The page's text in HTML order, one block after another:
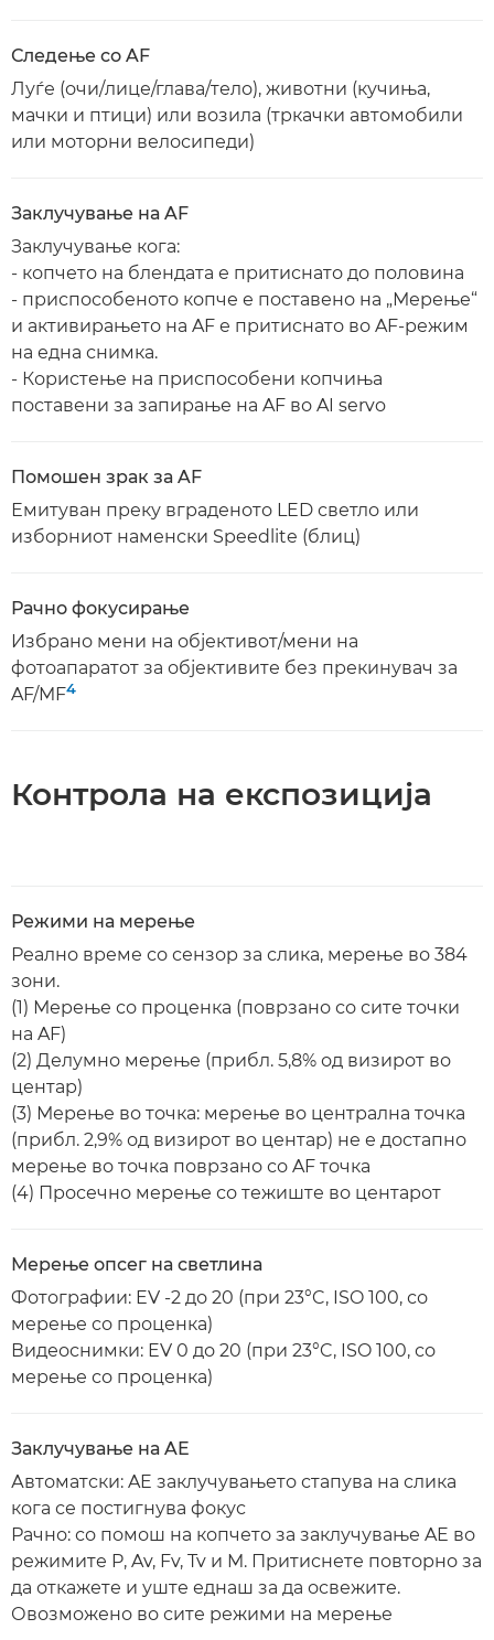
Следење со AF
Луѓе (очи/лице/глава/тело), животни (кучиња,
мачки и птици) или возила (тркачки автомобили
или моторни велосипеди)
Заклучување на AF
Заклучување кога:
- копчето на блендата е притиснато до половина
- приспособеното копче е поставено на „Мерење“
и активирањето на AF е притиснато во AF-режим
на една снимка.
- Користење на приспособени копчиња
поставени за запирање на AF во AI servo
Помошен зрак за AF
Емитуван преку вграденото LED светло или
изборниот наменски Speedlite (блиц)
Рачно фокусирање
Избрано мени на објективот/мени на
фотоапаратот за објективите без прекинувач за
AF/MF4
Контрола на експозиција
Режими на мерење
Реално време со сензор за слика, мерење во 384
зони.
(1) Мерење со проценка (поврзано со сите точки
на AF)
(2) Делумно мерење (прибл. 5,8% од визирот во
центар)
(3) Мерење во точка: мерење во централна точка
(прибл. 2,9% од визирот во центар) не е достапно
мерење во точка поврзано со AF точка
(4) Просечно мерење со тежиште во центарот
Мерење опсег на светлина
Фотографии: EV -2 до 20 (при 23°C, ISO 100, со
мерење со проценка)
Видеоснимки: EV 0 до 20 (при 23°C, ISO 100, со
мерење со проценка)
Заклучување на AE
Автоматски: AE заклучувањето стапува на слика
кога се постигнува фокус
Рачно: со помош на копчето за заклучување AE во
режимите P, Av, Fv, Tv и M. Притиснете повторно за
да откажете и уште еднаш за да освежите.
Овозможено во сите режими на мерење